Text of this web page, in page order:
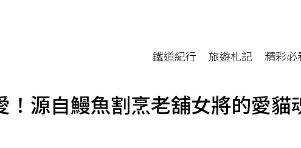
鐵道紀行 旅遊札記 精彩必
源自鰻魚割烹老舖女將的愛